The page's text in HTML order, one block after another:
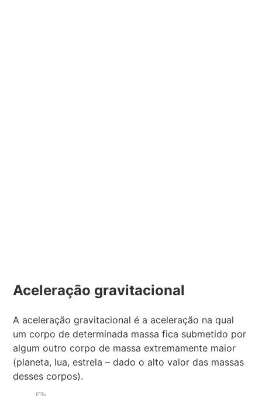
Aceleração gravitacional
A aceleração gravitacional é a aceleração na qual
um corpo de determinada massa fica submetido por
algum outro corpo de massa extremamente maior
(planeta, lua, estrela – dado o alto valor das massas
desses corpos).